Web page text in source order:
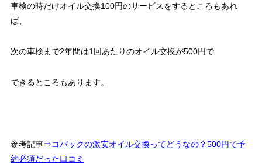
車検の時だけオイル交換100円のサービスをするところもあれ
ば、
次の車検まで2年間は1回あたりのオイル交換が500円で
できるところもあります。
参考記事⇒コバックの激安オイル交換ってどうなの？500円で予
約必須だった口コミ